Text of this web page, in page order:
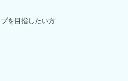
を目指したい方